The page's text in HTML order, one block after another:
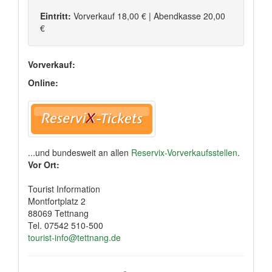
Eintritt: Vorverkauf 18,00 € | Abendkasse 20,00
€
Vorverkauf:
Online:
...und bundesweit an allen Reservix-Vorverkaufsstellen.
Vor Ort:
Tourist Information
Montfortplatz 2
88069 Tettnang
Tel. 07542 510-500
tourist-info@tettnang.de